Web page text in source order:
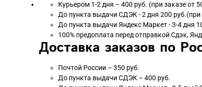
Курьером 1-2 дня – 400 руб. (при заказе от
До пункта выдачи СДЭК - 2 дня 200 руб.(при
До пункта выдачи Яндекс Маркет - 3-4 дня
100% предоплата перед отправкой Сдэк,
Доставка заказов по
Почтой России – 350 руб.
До пункта выдачи СДЭК – 400 руб.